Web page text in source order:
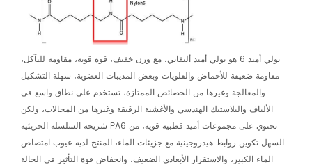
بولي أميد 6 هو بولي أميد أليفاتي، مع وزن خفيف، قوة قوية، مقاومة للتآكل،
مقاومة ضعيفة للأحماض والقلويات وبعض المذيبات العضوية، سهلة التشكيل
والمعالجة وغيرها من الخصائص الممتازة، تستخدم على نطاق واسع في
الألياف والبلاستيك الهندسي والأغشية الرقيقة وغيرها من المجالات، ولكن
شريحة السلسلة الجزيئية PA6 تحتوي على مجموعات أميد قطبية قوية، من
السهل تكوين روابط هيدروجينية مع جزيئات الماء، المنتج لديه عيوب امتصاص
الماء الكبير، والاستقرار الأبعادي الضعيف، وانخفاض قوة التأثير في الحالة